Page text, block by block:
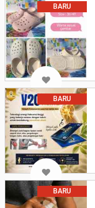
BARU
BARU
BARU